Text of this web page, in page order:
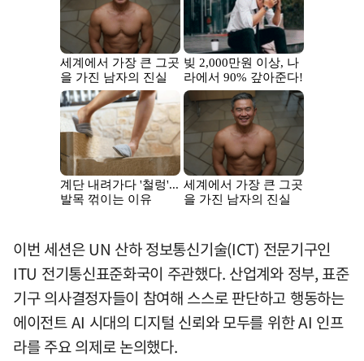
이번 세션은 UN 산하 정보통신기술(ICT) 전문기구인
ITU 전기통신표준화국이 주관했다. 산업계와 정부, 표준
기구 의사결정자들이 참여해 스스로 판단하고 행동하는
에이전트 AI 시대의 디지털 신뢰와 모두를 위한 AI 인프
라를 주요 의제로 논의했다.